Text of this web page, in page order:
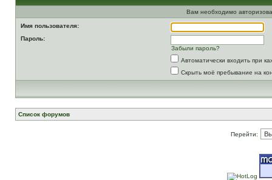
Вам необходимо
Имя пользователя:
Пароль:
Забыли пароль?
Автоматически входить при
Скрыть моё пребывание на
Список форумов
Перейти: